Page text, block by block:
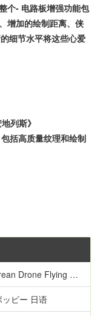
个- 电路板增强功能包
增加的绘制距离、侠
细节水平将这些心爱
列斯》
括高质量纹理和绘制
Tour Okgyecheon 中文
ッピー 日语